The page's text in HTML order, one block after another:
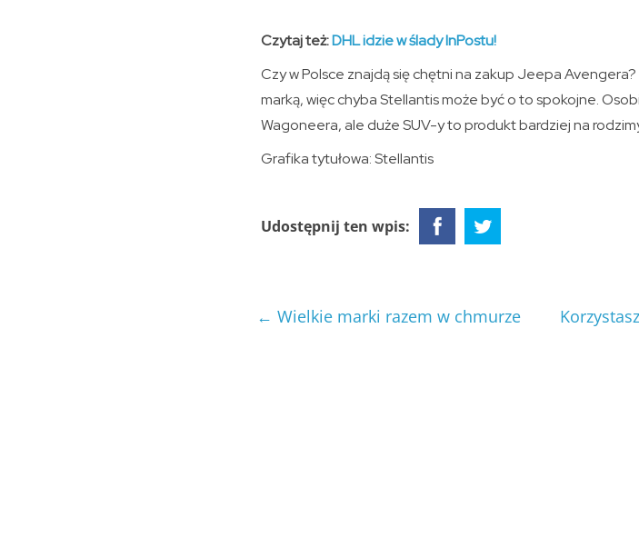
Czytaj też:DHL idzie w ślady InPostu!
Czy w Polsce znajdą się chętni na zakup Jeepa
marką, więc chyba Stellantis może być o to spokojne.
Wagoneera, ale duże SUV-y to produkt bardziej na
Grafika tytułowa: Stellantis
Udostępnij ten wpis:
← Wielkie marki razem w chmurze